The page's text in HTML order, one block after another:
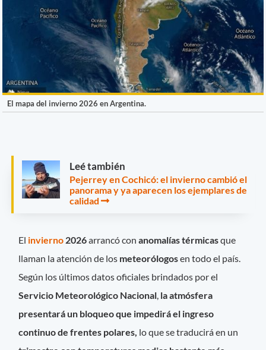
El mapa del invierno 2026 en Argentina.
Leé también
Pejerrey en Cochicó: el invierno cambió el
panorama y ya aparecen los ejemplares de
calidad
El invierno 2026arrancó conanomalías térmicasque
llaman la atención de los meteorólogosen todo el país.
Según los últimos datos oficiales brindados por el
Servicio Meteorológico Nacional, la atmósfera
presentará un bloqueo que impedirá el ingreso
continuo de frentes polares, lo que se traducirá en un